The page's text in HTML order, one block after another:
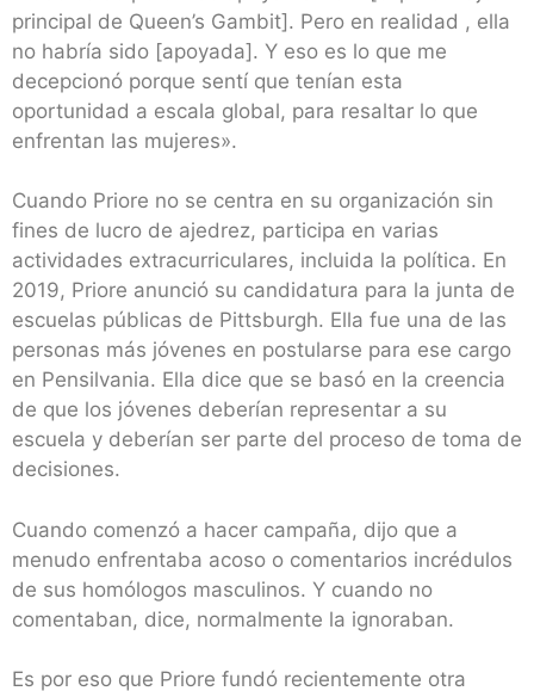
principal de Queen’s Gambit]. Pero en realidad , ella
no habría sido [apoyada]. Y eso es lo que me
decepcionó porque sentí que tenían esta
oportunidad a escala global, para resaltar lo que
enfrentan las mujeres».
Cuando Priore no se centra en su organización sin
fines de lucro de ajedrez, participa en varias
actividades extracurriculares, incluida la política. En
2019, Priore anunció su candidatura para la junta de
escuelas públicas de Pittsburgh. Ella fue una de las
personas más jóvenes en postularse para ese cargo
en Pensilvania. Ella dice que se basó en la creencia
de que los jóvenes deberían representar a su
escuela y deberían ser parte del proceso de toma de
decisiones.
Cuando comenzó a hacer campaña, dijo que a
menudo enfrentaba acoso o comentarios incrédulos
de sus homólogos masculinos. Y cuando no
comentaban, dice, normalmente la ignoraban.
Es por eso que Priore fundó recientemente otra